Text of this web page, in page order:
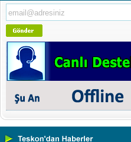
Ölçüm Cihazları
Kaplama Kalınlığı Ölçüm
Cihazları
Ultrasonik Kalınlık Ölçüm
Cihazları
Yüzey Pürüzlülük Ölçüm
Cihazları
Vİbrasyon Test Cihazları
Tork Ölçerler-Kuvvet Ölçerler